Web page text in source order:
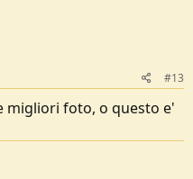
#13
migliori foto, o questo e'